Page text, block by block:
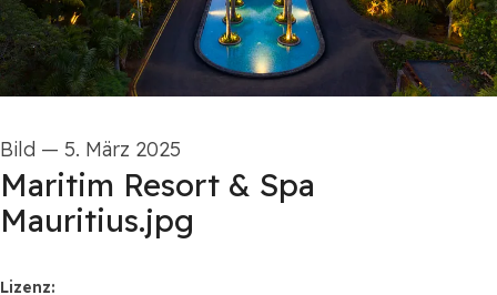
Bild — 5. März 2025
Maritim Resort & Spa
Mauritius.jpg
Maritim Hotels
Lizenz: